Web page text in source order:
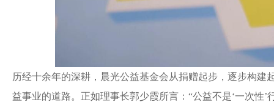
历经十余年的深耕，晨光公益基金会从捐赠起步，逐步构
益事业的道路。正如理事长郭少霞所言： “公益不是‘一次性